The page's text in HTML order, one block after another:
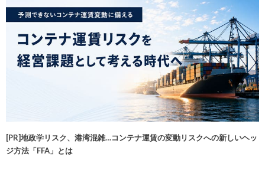
[PR]地政学リスク、港湾混雑…コンテナ運賃の変動リスクへの新しいヘッ
ジ方法「FFA」とは